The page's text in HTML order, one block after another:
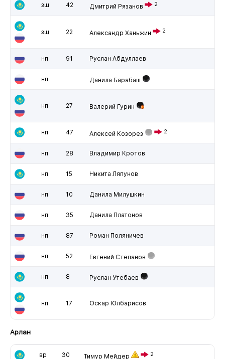
зщ 42 Дмитрий Рязанов 2
зщ 22 Александр Ханьжин 2
нп 91 Руслан Абдуллаев
нп Данила Барабаш
нп 27 Валерий Гурин
нп 47 Алексей Козорез 2
нп 28 Владимир Кротов
нп 15 Никита Ляпунов
нп 10 Данила Милушкин
нп 35 Данила Платонов
нп 87 Роман Поляничев
нп 52 Евгений Степанов
нп 8 Руслан Утебаев
нп 17 Оскар Юлбарисов
Арлан
вр 30 Тимур Мейдер 2